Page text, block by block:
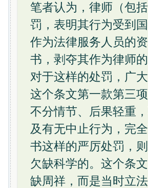
笔者认为，律师（包
罚，表明其行为受到
作为法律服务人员的
书，剥夺其作为律师
对于这样的处罚，广
这个条文第一款第三
不分情节、后果轻重
及有无中止行为，完
书这样的严厉处罚，
欠缺科学的。这个条
缺周祥，而是当时立